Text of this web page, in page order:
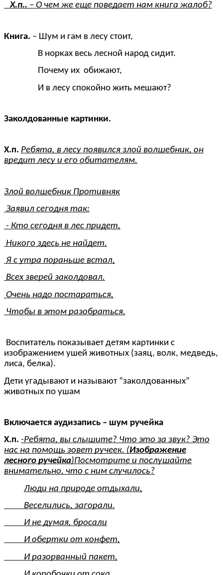
Х.п.. – О чем же еще поведает нам книга жалоб?
Книга. – Шум и гам в лесу стоит,
В норках весь лесной народ сидит.
Почему их обижают,
И в лесу спокойно жить мешают?
Заколдованные картинки.
Х.п. Ребята, в лесу появился злой волшебник, он
вредит лесу и его обитателям.
Злой волшебник Противняк
Заявил сегодня так:
- Кто сегодня в лес придет,
Никого здесь не найдет.
Я с утра пораньше встал,
Всех зверей заколдовал.
Очень надо постараться,
Чтобы в этом разобраться.
Воспитатель показывает детям картинки с
изображением ушей животных (заяц, волк, медведь,
лиса, белка).
Дети угадывают и называют “заколдованных”
животных по ушам
Включается аудизапись – шум ручейка
Х.п. -Ребята, вы слышите? Что это за звук? Это
нас на помощь зовет ручеек. (Изображение
лесного ручейка)Посмотрите и послушайте
внимательно, что с ним случилось?
Люди на природе отдыхали,
Веселились, загорали.
И не думая, бросали
И обертки от конфет,
И разорванный пакет,